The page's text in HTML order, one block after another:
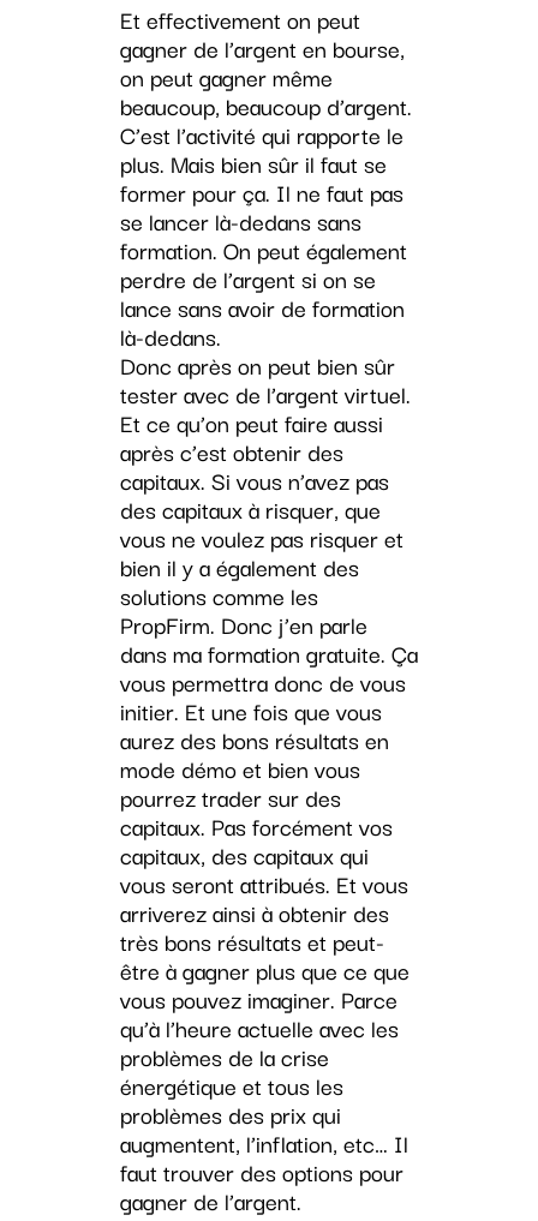
Et effectivement on peut
gagner de l’argent en bourse,
on peut gagner même
beaucoup, beaucoup d’argent.
C’est l’activité qui rapporte le
plus. Mais bien sûr il faut se
former pour ça. Il ne faut pas
se lancer là-dedans sans
formation. On peut également
perdre de l’argent si on se
lance sans avoir de formation
là-dedans.
Donc après on peut bien sûr
tester avec de l’argent virtuel.
Et ce qu’on peut faire aussi
après c’est obtenir des
capitaux. Si vous n’avez pas
des capitaux à risquer, que
vous ne voulez pas risquer et
bien il y a également des
solutions comme les
PropFirm. Donc j’en parle
dans ma formation gratuite. Ça
vous permettra donc de vous
initier. Et une fois que vous
aurez des bons résultats en
mode démo et bien vous
pourrez trader sur des
capitaux. Pas forcément vos
capitaux, des capitaux qui
vous seront attribués. Et vous
arriverez ainsi à obtenir des
très bons résultats et peut-
être à gagner plus que ce que
vous pouvez imaginer. Parce
qu’à l’heure actuelle avec les
problèmes de la crise
énergétique et tous les
problèmes des prix qui
augmentent, l’inflation, etc… Il
faut trouver des options pour
gagner de l’argent.